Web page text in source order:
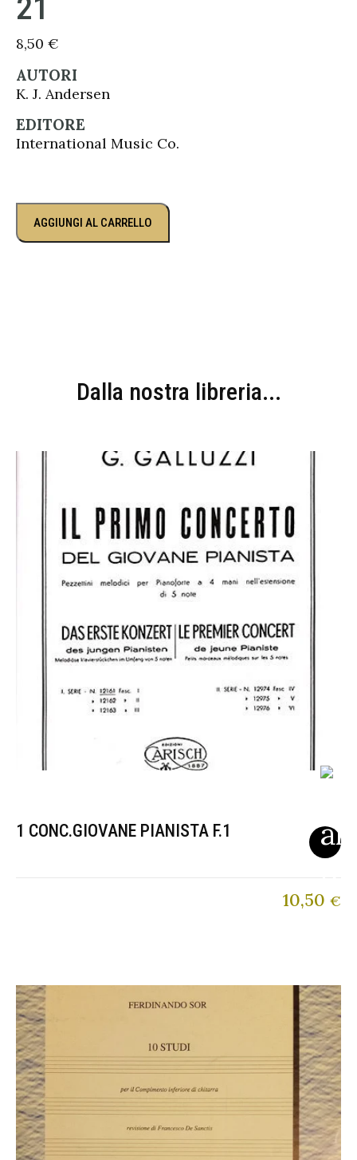
21
8,50 €
AUTORI
K. J. Andersen
EDITORE
International Music Co.
AGGIUNGI AL CARRELLO
Dalla nostra libreria...
1 CONC.GIOVANE PIANISTA F.1
10,50 €